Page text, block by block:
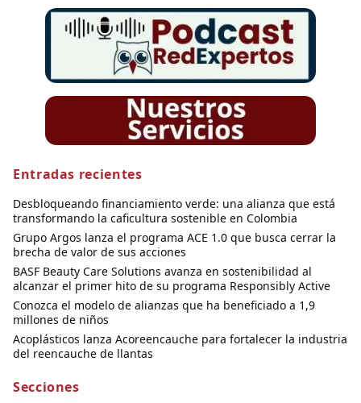
Entradas recientes
Desbloqueando financiamiento verde: una alianza que está
transformando la caficultura sostenible en Colombia
Grupo Argos lanza el programa ACE 1.0 que busca cerrar la
brecha de valor de sus acciones
BASF Beauty Care Solutions avanza en sostenibilidad al
alcanzar el primer hito de su programa Responsibly Active
Conozca el modelo de alianzas que ha beneficiado a 1,9
millones de niños
Acoplásticos lanza Acoreencauche para fortalecer la industria
del reencauche de llantas
Secciones